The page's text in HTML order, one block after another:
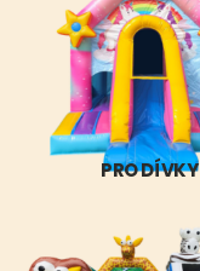
PRO DÍVKY